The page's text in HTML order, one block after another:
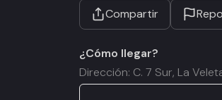
Compartir
¿Cómo llegar?
Dirección: C. 7 Sur, La